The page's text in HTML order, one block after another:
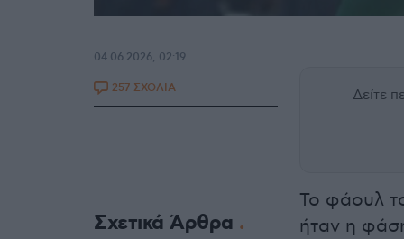
Δείτε
Το φάουλ
ήταν η
04.06.2026, 02:19
257 ΣΧΟΛΙΑ
Σχετικά Άρθρα